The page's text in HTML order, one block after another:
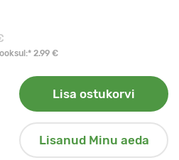
2.99 €
Lisa ostukorvi
Lisanud Minu aeda